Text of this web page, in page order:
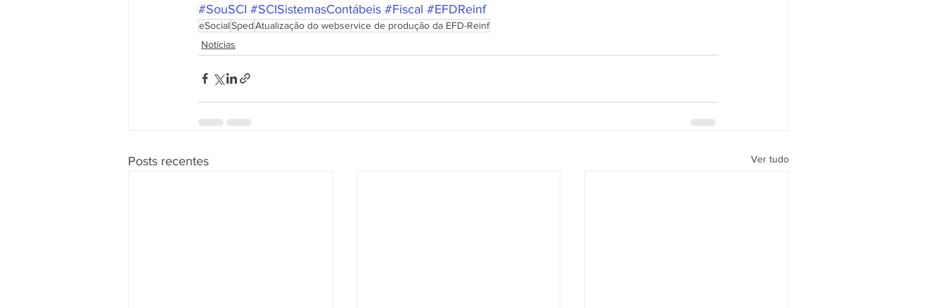
#SouSCI #SCISistemasContábeis #Fiscal #EFDReinf
eSocialSpedAtualização do webservice de produção da EFD-Reinf
Notícias
Posts recentes Ver tudo